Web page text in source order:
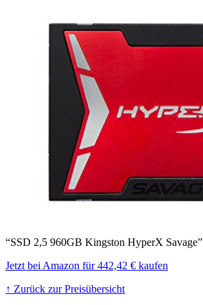
“SSD 2,5 960GB Kingston HyperX Savage”
Jetzt bei Amazon für 442,42 € kaufen
↑ Zurück zur Preisübersicht